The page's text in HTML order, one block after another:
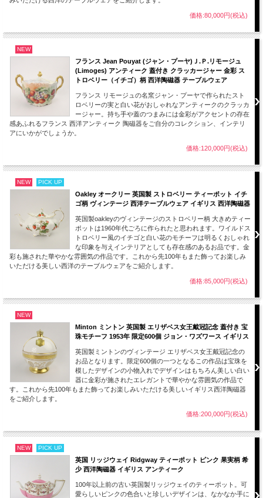
が記されています。 これはアデレード女王陛下の御用命によりコールポート社が
す。刻印にもあるウースターは、高品質の英国磁器の最高級の製造業者と小売業者
の本拠地でした。
100年以上前のものとしては全体的には良い状態です。
コレクション、お部屋のインテリアにいかがでしょうか。
画像をご覧いただきご確認ください。
■当方で扱うアンティーク品、ヴィンテージ品はすべてインテリアとして輸入して
おります。
コレクションとして飾ってお楽しみください。
■当店で扱うエインズレイの作品は、100年以上前、30年から100年近く前にに作ら
は長い時間を乗り越えた大切に保管されてきたアンティーク、ヴィンテージ品の魅
力となります。
ご理解ご了承のほどよろしくお願いします。
価格:80,000円(税込)
NEW
フランス Jean Pouyat (ジャン・プーヤ)Ｊ.Ｐ.リモージュ
(Limoges) アンティーク 蓋付き クラッカージャー 金彩 ス
トロベリー（イチゴ）柄 西洋陶磁器 テーブルウェア
フランス リモージュの名窯ジャン・プーヤで作られたスト
ロベリーの実と白い花がおしゃれなアンティークのクラッカ
ージャー。持ち手や蓋のつまみには金彩がアクセントの存在
感あふれるフランス 西洋アンティーク 陶磁器をご自分のコレクション、インテリ
アにいかがでしょうか。
価格:120,000円(税込)
NEW PICK UP
Oakley オークリー 英国製 ストロベリー ティーポット イチ
ゴ柄 ヴィンテージ 西洋テーブルウェア イギリス 西洋陶磁器
英国製oakleyのヴィンテージのストロベリー柄 大きめティー
ポットは1960年代ごろに作られたと思われます。ワイルドス
トロベリー風のイチゴと白い花のモチーフは明るくおしゃれ
な印象を与えインテリアとしても存在感のあるお品です。金
彩も施された華やかな雰囲気の作品です。これから先100年もまた飾ってお楽しみ
いただける美しい西洋のテーブルウェアをご紹介します。
価格:85,000円(税込)
NEW
Minton ミントン 英国製 エリザベス女王戴冠記念 蓋付き 宝
珠モチーフ 1953年 限定600個 ジョン・ワズワース イギリス
英国製ミントンのヴィンテージ エリザベス女王戴冠記念の
お品となります。限定600個の一つとなるこの作品は宝珠を
模したデザインの小物入れでデザインはもちろん美しい白い
器に金彩が施されたエレガントで華やかな雰囲気の作品で
す。これから先100年もまた飾ってお楽しみいただける美しいイギリス西洋陶磁器
をご紹介します。
価格:200,000円(税込)
NEW PICK UP
英国 リッジウェイ Ridgway ティーポット ピンク 果実柄 希
少 西洋陶磁器 イギリス アンティーク
100年以上前の古い英国製リッジウェイのティーポット。可
愛らしいピンクの色合いと珍しいデザインは、なかなか手に